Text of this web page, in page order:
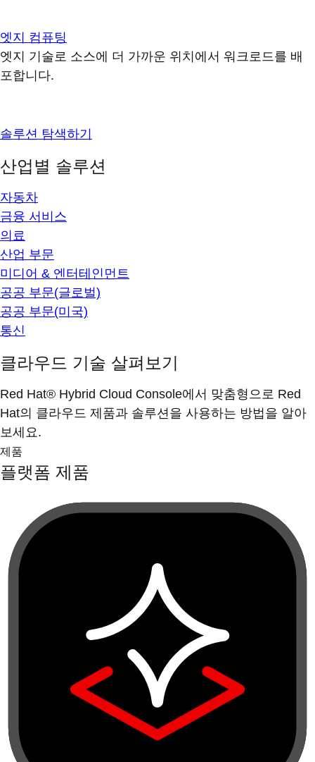
엣지 컴퓨팅
엣지 기술로 소스에 더 가까운 위치에서 워크로드를 배
포합니다.
솔루션 탐색하기
산업별 솔루션
자동차
금융 서비스
의료
산업 부문
미디어 & 엔터테인먼트
공공 부문(글로벌)
공공 부문(미국)
통신
클라우드 기술 살펴보기
Red Hat® Hybrid Cloud Console에서 맞춤형으로 Red
Hat의 클라우드 제품과 솔루션을 사용하는 방법을 알아
보세요.
제품
플랫폼 제품